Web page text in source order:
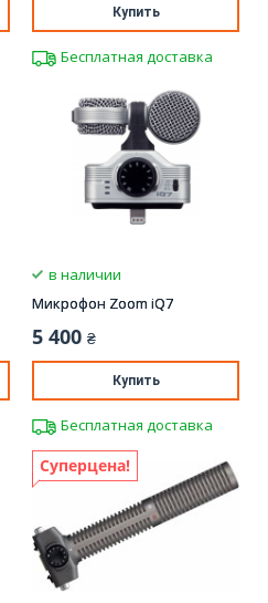
Купить
Бесплатная доставка
в наличии
Микрофон Zoom iQ7
5 400 ₴
Купить
Бесплатная доставка
Суперцена!